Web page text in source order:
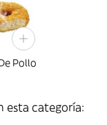
Pollo
esta categoría: